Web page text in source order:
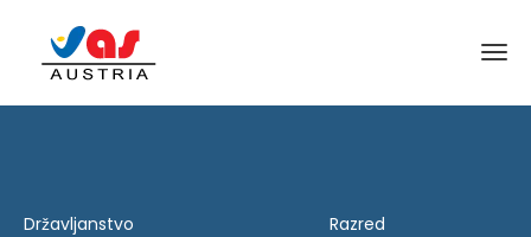
Državljanstvo Razred